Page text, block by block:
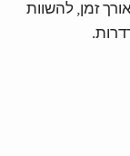
זמן, להשוות